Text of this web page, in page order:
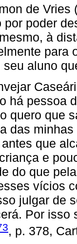
de
por poder
à
para
aluno
há pessoa
quero que
das
que
e
do que
vícios
julgar de
Por isso
, p. 378,